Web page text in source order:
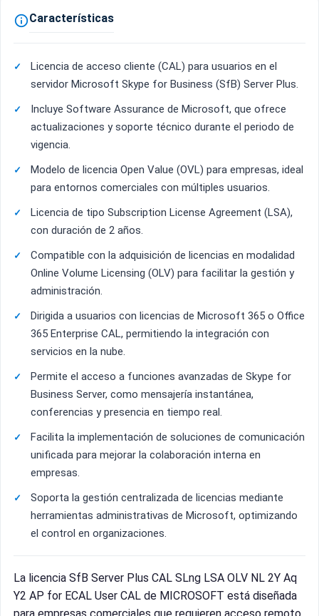
Características
Licencia de acceso cliente (CAL) para usuarios en el
servidor Microsoft Skype for Business (SfB) Server Plus.
Incluye Software Assurance de Microsoft, que ofrece
actualizaciones y soporte técnico durante el periodo de
vigencia.
Modelo de licencia Open Value (OVL) para empresas, ideal
para entornos comerciales con múltiples usuarios.
Licencia de tipo Subscription License Agreement (LSA),
con duración de 2 años.
Compatible con la adquisición de licencias en modalidad
Online Volume Licensing (OLV) para facilitar la gestión y
administración.
Dirigida a usuarios con licencias de Microsoft 365 o Office
365 Enterprise CAL, permitiendo la integración con
servicios en la nube.
Permite el acceso a funciones avanzadas de Skype for
Business Server, como mensajería instantánea,
conferencias y presencia en tiempo real.
Facilita la implementación de soluciones de comunicación
unificada para mejorar la colaboración interna en
empresas.
Soporta la gestión centralizada de licencias mediante
herramientas administrativas de Microsoft, optimizando
el control en organizaciones.
La licencia SfB Server Plus CAL SLng LSA OLV NL 2Y Aq
Y2 AP for ECAL User CAL de MICROSOFT está diseñada